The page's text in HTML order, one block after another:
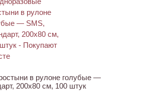
в рулоне голубые —
200х80 см, 100 штук